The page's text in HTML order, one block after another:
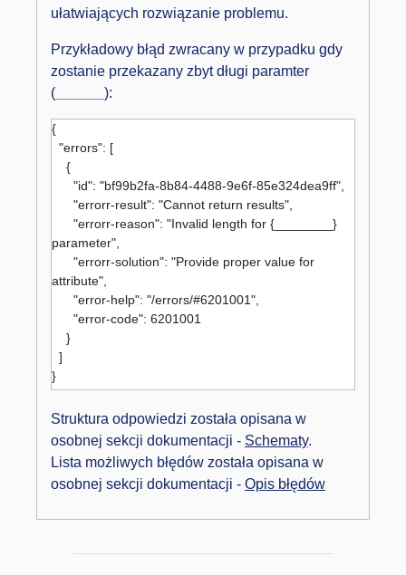
ułatwiających rozwiązanie problemu.
Przykładowy błąd zwracany w przypadku gdy
zostanie przekazany zbyt długi paramter
(
):
{
parameter",
attribute",
}
Struktura odpowiedzi została opisana w
osobnej sekcji dokumentacji - Schematy.
Lista możliwych błędów została opisana w
osobnej sekcji dokumentacji - Opis błędów